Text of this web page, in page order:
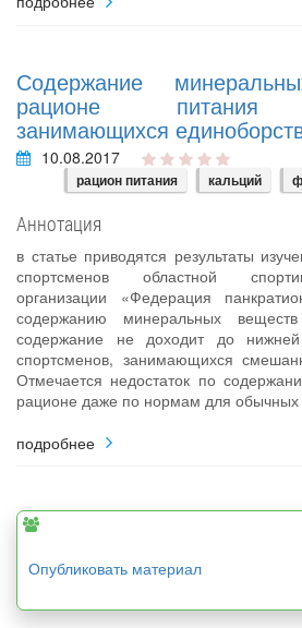
Содержание
рационе питания
занимающихся
10.08.2017
рацион питания кальций
Аннотация
в статье приводятся результаты
спортсменов областной
организации «Федерация
содержанию минеральных
содержание не доходит до
спортсменов, занимающихся
Отмечается недостаток по
рационе даже по нормам для
подробнее
Опубликовать материал